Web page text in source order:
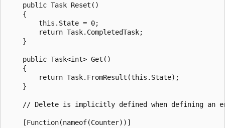
    public Task Reset()
    {
        this.State = 0;
        return Task.CompletedTask;
    }
    public Task<int> Get()
    {
        return Task.FromResult(this.State);
    }
// Delete is implicitly defined when defining an
    [Function(nameof(Counter))]